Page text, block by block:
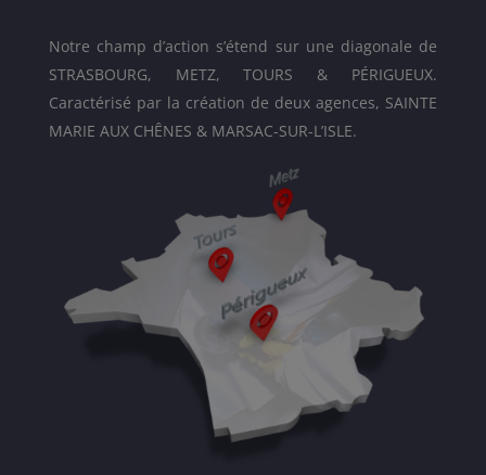
Notre champ d’action s’étend sur une diagonale de
STRASBOURG, METZ, TOURS & PÉRIGUEUX.
Caractérisé par la création de deux agences, SAINTE
MARIE AUX CHÊNES & MARSAC-SUR-L’ISLE.